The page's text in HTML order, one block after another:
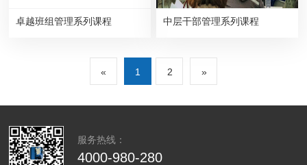
卓越班组管理系列课程 中层干部管理系列课程
« 1 2 »
服务热线：
4000-980-280